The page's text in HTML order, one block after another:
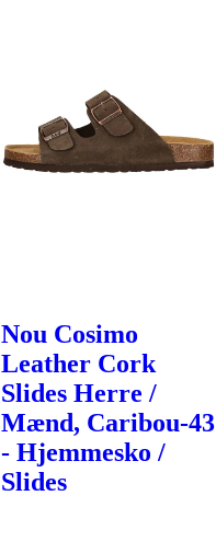
Nou Cosimo
Leather Cork
Slides Herre /
Mænd, Caribou-43
- Hjemmesko /
Slides